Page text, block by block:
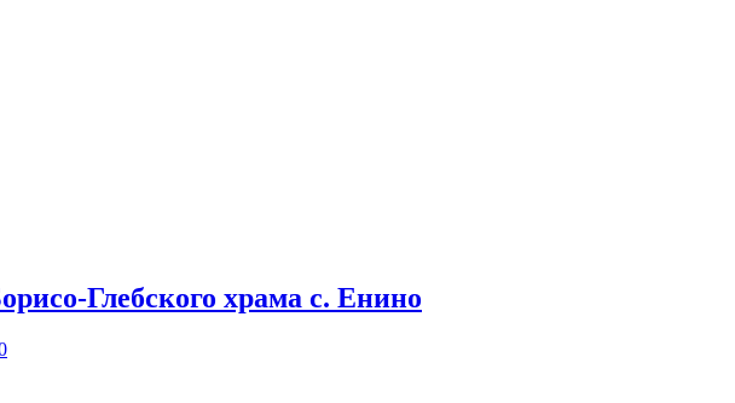
Глебского храма с. Енино